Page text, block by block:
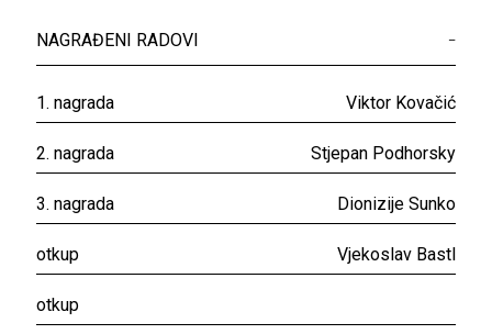
NAGRAĐENI RADOVI –
1. nagrada Viktor Kovačić
2. nagrada Stjepan Podhorsky
3. nagrada Dionizije Sunko
otkup Vjekoslav Bastl
otkup